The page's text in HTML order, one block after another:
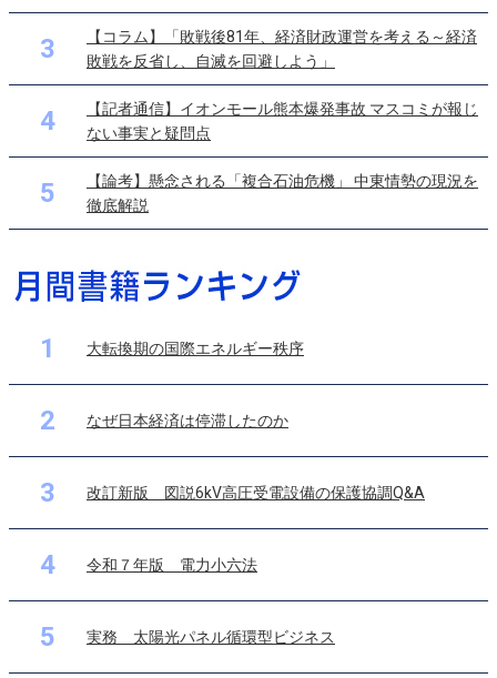
3
【コラム】「敗戦後81年、経済財政運営を考える～経済
敗戦を反省し、自滅を回避しよう」
4
【記者通信】イオンモール熊本爆発事故 マスコミが報じ
ない事実と疑問点
5
【論考】懸念される「複合石油危機」 中東情勢の現況を
徹底解説
1 大転換期の国際エネルギー秩序
2 なぜ日本経済は停滞したのか
3 改訂新版 図説6kV高圧受電設備の保護協調Q&A
4 令和７年版 電力小六法
5 実務 太陽光パネル循環型ビジネス